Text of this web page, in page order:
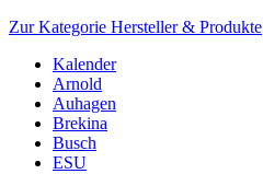
Zur Kategorie Hersteller & Produkte
Kalender
Arnold
Auhagen
Brekina
Busch
ESU